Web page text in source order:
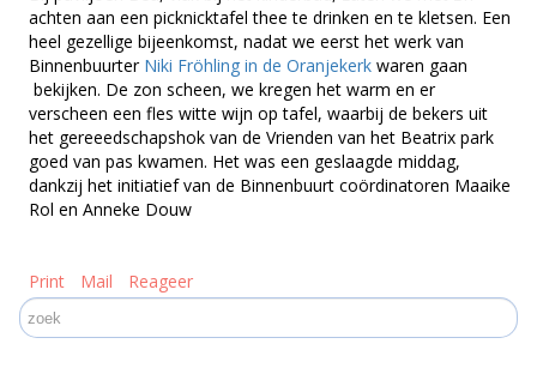
achten aan een picknicktafel thee te drinken en te kletsen. Een
heel gezellige bijeenkomst, nadat we eerst het werk van
Binnenbuurter Niki Fröhling in de Oranjekerk waren gaan
bekijken. De zon scheen, we kregen het warm en er
verscheen een fles witte wijn op tafel, waarbij de bekers uit
het gereeedschapshok van de Vrienden van het Beatrix park
goed van pas kwamen. Het was een geslaagde middag,
dankzij het initiatief van de Binnenbuurt coördinatoren Maaike
Rol en Anneke Douw
Print Mail Reageer